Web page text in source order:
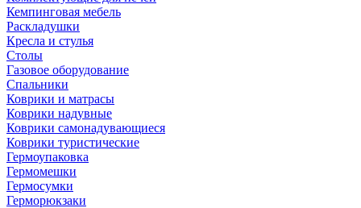
Кемпинговая мебель
Раскладушки
Кресла и стулья
Столы
Газовое оборудование
Спальники
Коврики и матрасы
Коврики надувные
Коврики самонадувающиеся
Коврики туристические
Гермоупаковка
Гермомешки
Гермосумки
Герморюкзаки